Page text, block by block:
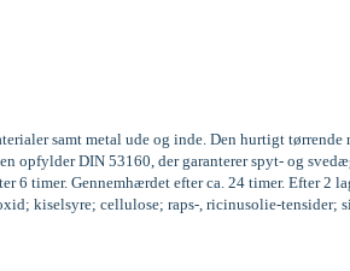
samt metal ude og inde. Den hurtigt
opfylder DIN 53160, der garanterer spyt- og
6 timer. Gennemhærdet efter ca. 24 timer. Efter
kiselsyre; cellulose; raps-, ricinusolie-